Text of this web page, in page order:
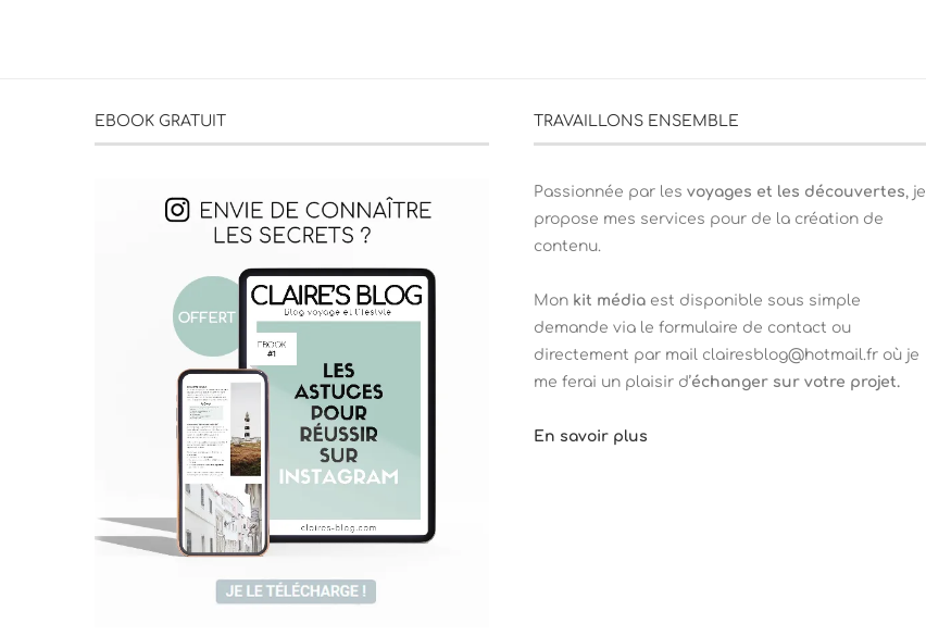
EBOOK GRATUIT TRAVAILLONS ENSEMBLE
Passionnée par les voyages et les découvertes, je
propose mes services pour de la création de
contenu.
Mon kit médiaest disponible sous simple
demande via le formulaire de contact ou
directement par mail clairesblog@hotmail.fr où je
me ferai un plaisir d’échanger sur votre projet.
En savoir plus